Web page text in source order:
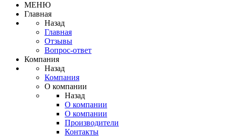
МЕНЮ
Главная
Назад
Главная
Отзывы
Вопрос-ответ
Компания
Назад
Компания
О компании
Назад
О компании
О компании
Производители
Контакты